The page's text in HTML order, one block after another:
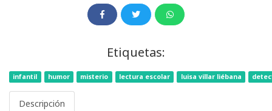
Etiquetas:
infantil humor misterio lectura escolar luisa villar liébana
Descripción